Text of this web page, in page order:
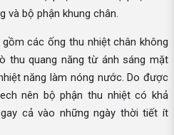
và bộ phận khung chân.
gồm các ống thu nhiệt chân không
thu quang năng từ ánh sáng mặt
năng làm nóng nước. Do được
nên bộ phận thu nhiệt có khả
cả vào những ngày thời tiết ít